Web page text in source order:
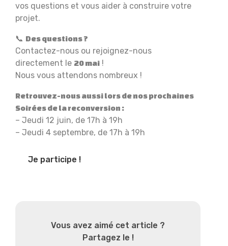
vos questions et vous aider à construire votre
projet.
📞 Des questions ?
Contactez-nous ou rejoignez-nous
directement le 20 mai !
Nous vous attendons nombreux !
Retrouvez-nous aussi lors de nos prochaines
Soirées de la reconversion :
– Jeudi 12 juin, de 17h à 19h
– Jeudi 4 septembre, de 17h à 19h
Je participe !
Vous avez aimé cet article ?
Partagez le !